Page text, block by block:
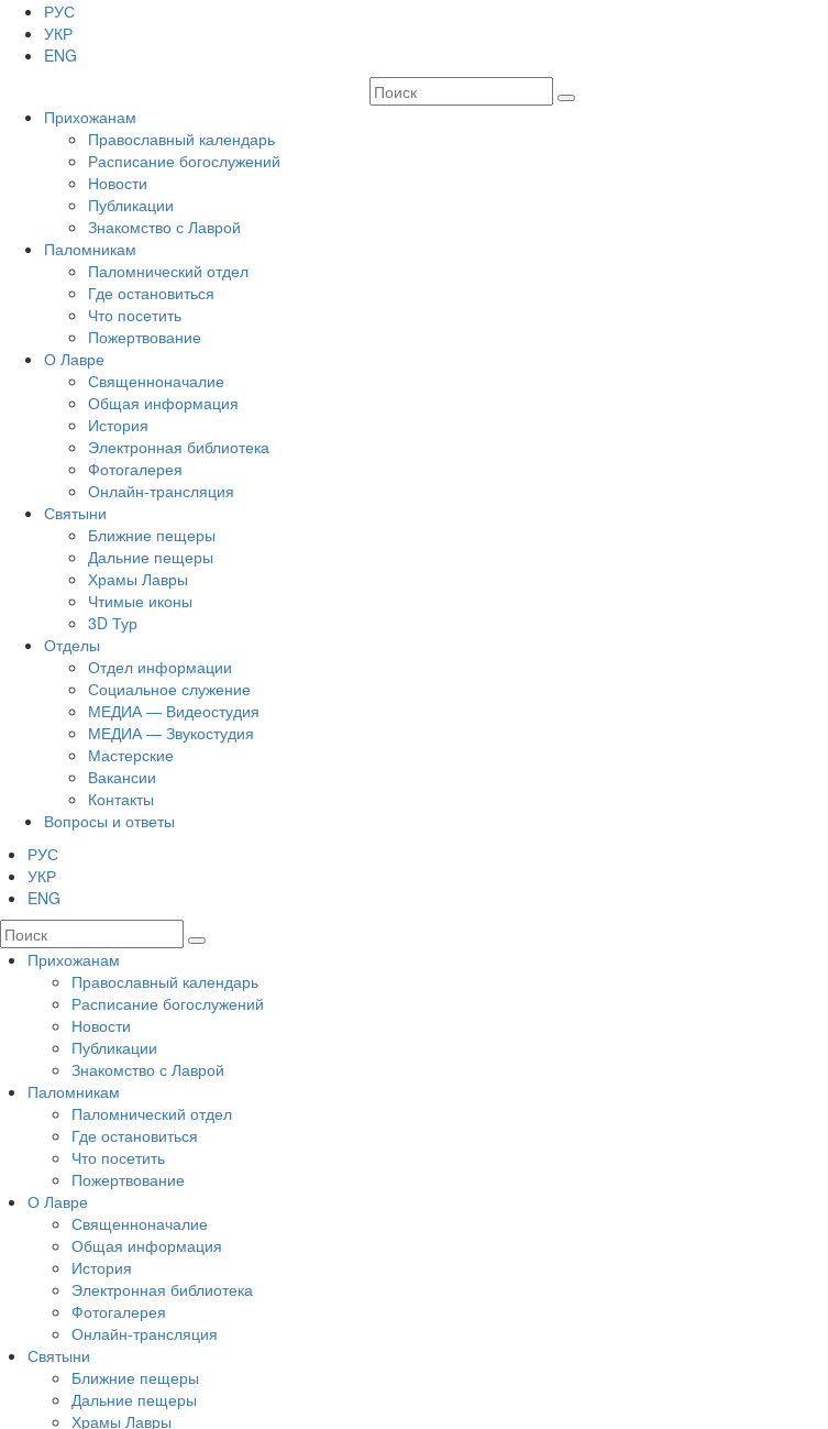
РУС
УКР
ENG
Прихожанам
Православный календарь
Расписание богослужений
Новости
Публикации
Знакомство с Лаврой
Паломникам
Паломнический отдел
Где остановиться
Что посетить
Пожертвование
О Лавре
Священноначалие
Общая информация
История
Электронная библиотека
Фотогалерея
Онлайн-трансляция
Святыни
Ближние пещеры
Дальние пещеры
Храмы Лавры
Чтимые иконы
3D Тур
Отделы
Отдел информации
Социальное служение
МЕДИА — Видеостудия
МЕДИА — Звукостудия
Мастерские
Вакансии
Контакты
Вопросы и ответы
РУС
УКР
ENG
Прихожанам
Православный календарь
Расписание богослужений
Новости
Публикации
Знакомство с Лаврой
Паломникам
Паломнический отдел
Где остановиться
Что посетить
Пожертвование
О Лавре
Священноначалие
Общая информация
История
Электронная библиотека
Фотогалерея
Онлайн-трансляция
Святыни
Ближние пещеры
Дальние пещеры
Храмы Лавры